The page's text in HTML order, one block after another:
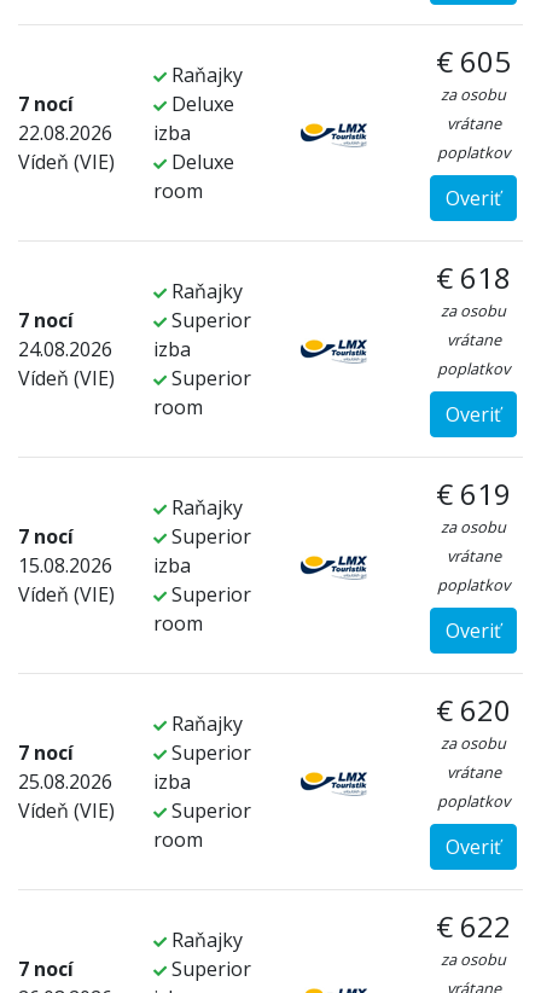
7 nocí
22.08.2026
Vídeň (VIE)
Raňajky
Deluxe
izba
Deluxe
room
€ 605
za osobu
vrátane
poplatkov
Overiť
7 nocí
24.08.2026
Vídeň (VIE)
Raňajky
Superior
izba
Superior
room
€ 618
za osobu
vrátane
poplatkov
Overiť
7 nocí
15.08.2026
Vídeň (VIE)
Raňajky
Superior
izba
Superior
room
€ 619
za osobu
vrátane
poplatkov
Overiť
7 nocí
25.08.2026
Vídeň (VIE)
Raňajky
Superior
izba
Superior
room
€ 620
za osobu
vrátane
poplatkov
Overiť
7 nocí
Raňajky
Superior
€ 622
za osobu
vrátane